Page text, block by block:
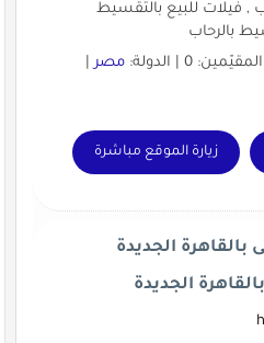
, فيلات للبيع بالتقسيط
بالرحاب
مصر|
زيارة الموقع مباشرة
الجديدة